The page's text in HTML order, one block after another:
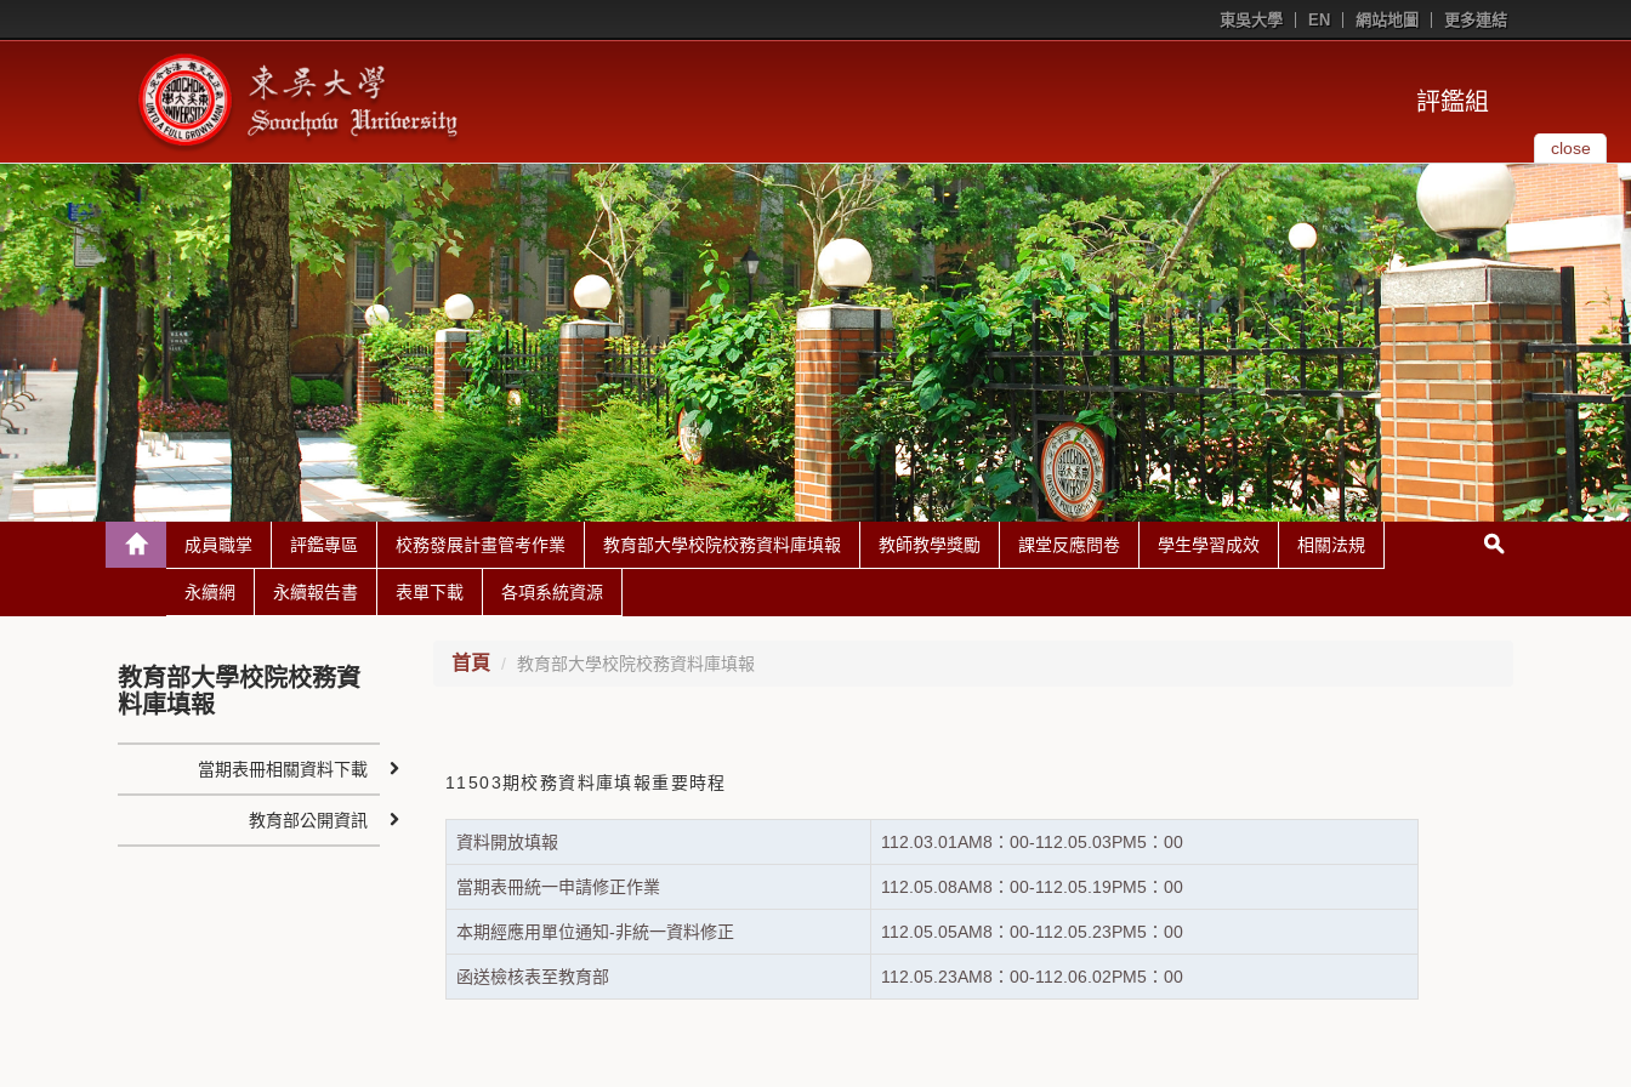
東吳大學 EN 網站地圖 更多連結
評鑑組
close
成員職掌 評鑑專區 校務發展計畫管考作業 教育部大學校院校務資料庫填報 教師教學獎勵 課堂反應問卷 學生學習成效 相關法規
永續網 永續報告書 表單下載 各項系統資源
首頁 教育部大學校院校務資料庫填報
11503期校務資料庫填報重要時程
資料開放填報 112.03.01AM8：00-112.05.03PM5：00
當期表冊統一申請修正作業 112.05.08AM8：00-112.05.19PM5：00
本期經應用單位通知-非統一資料修正 112.05.05AM8：00-112.05.23PM5：00
函送檢核表至教育部 112.05.23AM8：00-112.06.02PM5：00
教育部大學校院校務資
料庫填報
當期表冊相關資料下載
教育部公開資訊